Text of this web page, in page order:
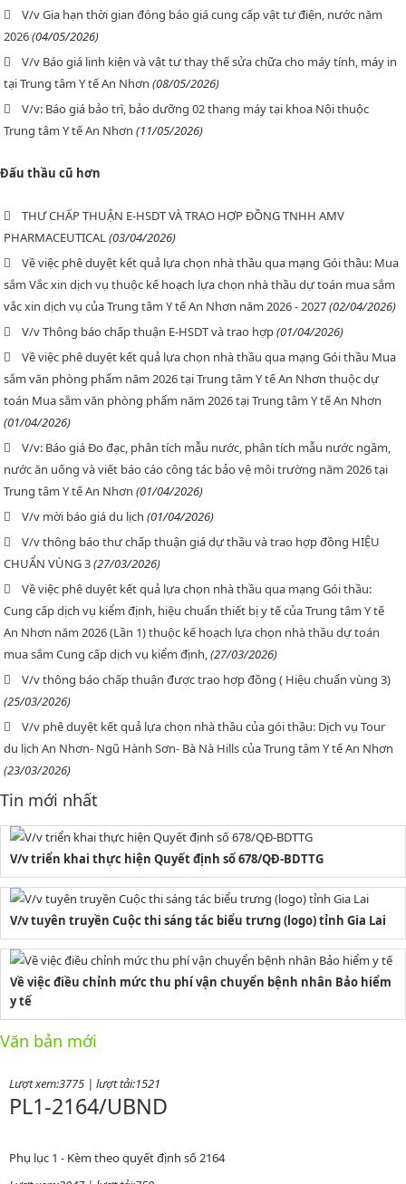
V/v Gia hạn thời gian đóng báo giá cung cấp vật tư điện, nước năm
2026(04/05/2026)
V/v Báo giá linh kiện và vật tư thay thế sửa chữa cho máy tính, máy in
tại Trung tâm Y tế An Nhơn (08/05/2026)
V/v: Báo giá bảo trì, bảo dưỡng 02 thang máy tại khoa Nội thuộc
Trung tâm Y tế An Nhơn (11/05/2026)
Đấu thầu cũ hơn
THƯ CHẤP THUẬN E-HSDT VÀ TRAO HỢP ĐỒNG TNHH AMV
PHARMACEUTICAL(03/04/2026)
Về việc phê duyệt kết quả lựa chọn nhà thầu qua mạng Gói thầu: Mua
sắm Vắc xin dịch vụ thuộc kế hoạch lựa chọn nhà thầu dự toán mua sắm
vắc xin dịch vụ của Trung tâm Y tế An Nhơn năm 2026 - 2027(02/04/2026)
V/v Thông báo chấp thuận E-HSDT và trao hợp(01/04/2026)
Về việc phê duyệt kết quả lựa chọn nhà thầu qua mạng Gói thầu Mua
sắm văn phòng phẩm năm 2026 tại Trung tâm Y tế An Nhơn thuộc dự
toán Mua sắm văn phòng phẩm năm 2026 tại Trung tâm Y tế An Nhơn
(01/04/2026)
V/v: Báo giá Đo đạc, phân tích mẫu nước, phân tích mẫu nước ngầm,
nước ăn uống và viết báo cáo công tác bảo vệ môi trường năm 2026 tại
Trung tâm Y tế An Nhơn (01/04/2026)
V/v mời báo giá du lịch (01/04/2026)
V/v thông báo thư chấp thuận giá dự thầu và trao hợp đồng HIỆU
CHUẨN VÙNG 3(27/03/2026)
Về việc phê duyệt kết quả lựa chọn nhà thầu qua mạng Gói thầu:
Cung cấp dịch vụ kiểm định, hiệu chuẩn thiết bị y tế của Trung tâm Y tế
An Nhơn năm 2026 (Lần 1) thuộc kế hoạch lựa chọn nhà thầu dự toán
mua sắm Cung cấp dịch vụ kiểm định,(27/03/2026)
V/v thông báo chấp thuận được trao hợp đồng ( Hiệu chuẩn vùng 3)
(25/03/2026)
V/v phê duyệt kết quả lựa chọn nhà thầu của gói thầu: Dịch vụ Tour
du lịch An Nhơn- Ngũ Hành Sơn- Bà Nà Hills của Trung tâm Y tế An Nhơn
(23/03/2026)
Tin mới nhất
V/v triển khai thực hiện Quyết định số 678/QĐ-BDTTG
V/v tuyên truyền Cuộc thi sáng tác biểu trưng (logo) tỉnh Gia Lai
Về việc điều chỉnh mức thu phí vận chuyển bệnh nhân Bảo hiểm
y tế
Văn bản mới
2164/QĐUBND
Quyết định phê duyệt danh mục vị trí việc làm
PL1-2164/UBND
Lượt xem:2047 | lượt tải:759